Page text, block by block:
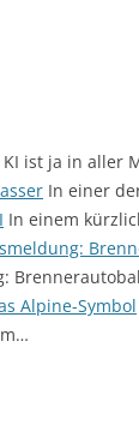
KI ist ja in aller
In einer
In einem
Alpine-Symbol